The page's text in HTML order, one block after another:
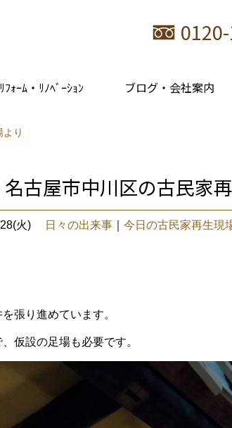
ﾘﾌｫｰﾑ・ﾘﾉﾍﾞｰｼｮﾝ ブログ・会社案内
り
古屋市中川区の古民家
火) 日々の出来事 今日の古民家再生現
張り進めています。
仮設の足場も必要です。